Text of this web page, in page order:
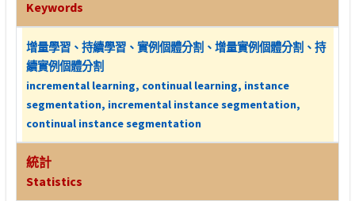
Keywords
增量學習、持續學習、實例個體分割、增量實例個體分割、持
續實例個體分割
incremental learning, continual learning, instance
segmentation, incremental instance segmentation,
continual instance segmentation
統計
Statistics